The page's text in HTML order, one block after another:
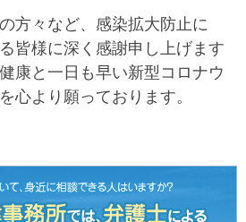
の方々など、感染拡大防止に
皆様に深く感謝申し上げます
康と一日も早い新型コロナウ
心より願っております。